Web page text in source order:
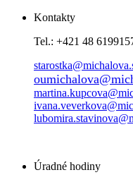
Kontakty
Tel.: +421 48
Úradné hodiny